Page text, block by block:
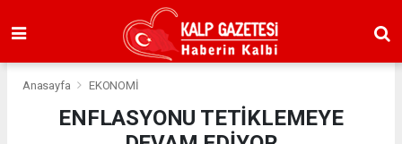
Anasayfa EKONOMİ
ENFLASYONU TETİKLEMEYE